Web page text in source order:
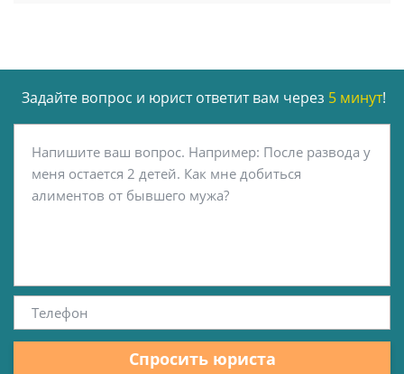
Задайте вопрос и юрист ответит вам через 5 минут!
Спросить юриста